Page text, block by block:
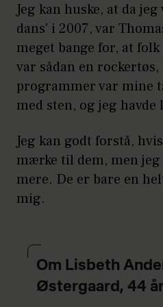
Jeg kan huske, at da
dans' i 2007, var
meget bange for, at
var sådan en rockertøs,
programmer var mine
med sten, og jeg havde
Jeg kan godt forstå,
mærke til dem, men jeg
mere. De er bare en
mig.
Om Lisbeth
Østergaard, 44